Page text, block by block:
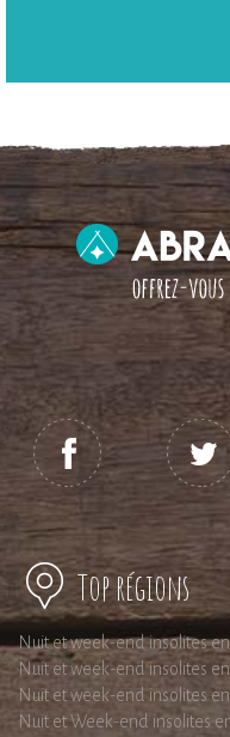
Top régions
Nuit et week-end insolites
Nuit et week-end insolites
Nuit et week-end insolites
Nuit et Week-end insolites